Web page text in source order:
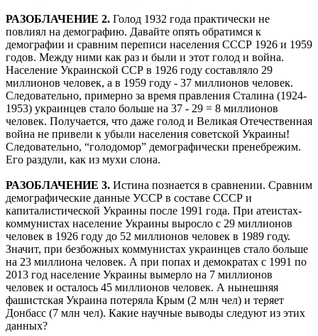
РАЗОБЛАЧЕНИЕ 2. Голод 1932 года практически не
повлиял на демографию. Давайте опять обратимся к
демографии и сравним переписи населения СССР 1926 и 1959
годов. Между ними как раз и были и этот голод и война.
Население Украинской ССР в 1926 году составляло 29
миллионов человек, а в 1959 году - 37 миллионов человек.
Следовательно, примерно за время правления Сталина (1924-
1953) украинцев стало больше на 37 - 29 = 8 миллионов
человек. Получается, что даже голод и Великая Отечественная
война не привели к убыли населения советской Украины!
Следовательно, “голодомор” демографически пренебрежим.
Его раздули, как из мухи слона.
РАЗОБЛАЧЕНИЕ 3. Истина познается в сравнении. Сравним
демографические данные УССР в составе СССР и
капиталистической Украины после 1991 года. При атеистах-
коммунистах население Украины выросло с 29 миллионов
человек в 1926 году до 52 миллионов человек в 1989 году.
Значит, при безбожных коммунистах украинцев стало больше
на 23 миллиона человек. А при попах и демократах с 1991 по
2013 год население Украины вымерло на 7 миллионов
человек и осталось 45 миллионов человек. А нынешняя
фашистская Украина потеряла Крым (2 млн чел) и теряет
Донбасс (7 млн чел). Какие научные выводы следуют из этих
данных?